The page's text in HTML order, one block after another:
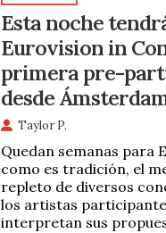
Esta noche
Eurovision in
primera pre-
desde
Taylor P.
Quedan semanas para
como es tradición, el
repleto de diversos
los artistas
interpretan sus